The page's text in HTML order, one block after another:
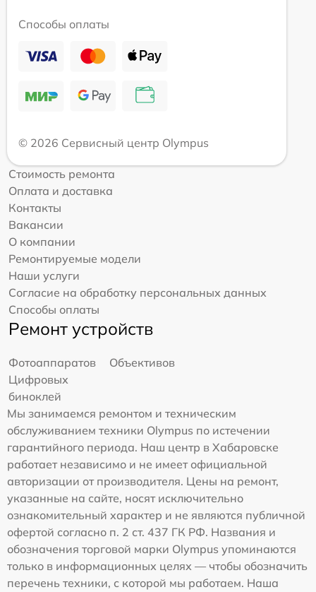
Способы оплаты
© 2026 Сервисный центр Olympus
Стоимость ремонта
Оплата и доставка
Контакты
Вакансии
О компании
Ремонтируемые модели
Наши услуги
Согласие на обработку персональных данных
Способы оплаты
Ремонт устройств
Фотоаппаратов
Объективов
Цифровых
биноклей
Мы занимаемся ремонтом и техническим
обслуживанием техники Olympus по истечении
гарантийного периода. Наш центр в Хабаровске
работает независимо и не имеет официальной
авторизации от производителя. Цены на ремонт,
указанные на сайте, носят исключительно
ознакомительный характер и не являются публичной
офертой согласно п. 2 ст. 437 ГК РФ. Названия и
обозначения торговой марки Olympus упоминаются
только в информационных целях — чтобы обозначить
перечень техники, с которой мы работаем. Наша